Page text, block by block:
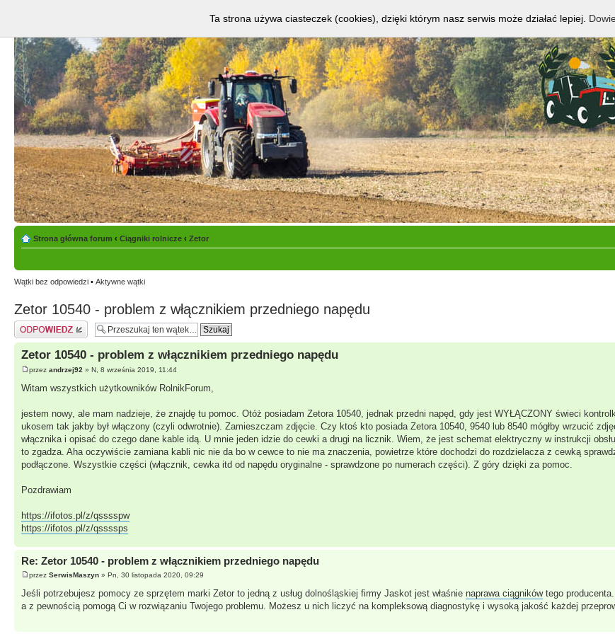
Strona główna forum ‹ Ciągniki rolnicze ‹ Zetor
Wątki bez odpowiedzi • Aktywne wątki
Zetor 10540 - problem z włącznikiem przedniego napędu
Odpowiedz
Zetor 10540 - problem z włącznikiem przedniego napędu
przez andrzej92 » N, 8 września 2019, 11:44
Witam wszystkich użytkowników RolnikForum,
jestem nowy, ale mam nadzieje, że znajdę tu pomoc. Otóż posiadam Zetora 10540, jednak przedni napęd, gdy jest WYŁĄCZONY świeci
ukosem tak jakby był włączony (czyli odwrotnie). Zamieszczam zdjęcie. Czy ktoś kto posiada Zetora 10540, 9540 lub 8540 mógłby wrzucić
włącznika i opisać do czego dane kable idą. U mnie jeden idzie do cewki a drugi na licznik. Wiem, że jest schemat elektryczny w instrukcji
to zgadza. Aha oczywiście zamiana kabli nic nie da bo w cewce to nie ma znaczenia, powietrze które dochodzi do rozdzielacza z cewką
podłączone. Wszystkie części (włącznik, cewka itd od napędu oryginalne - sprawdzone po numerach części). Z góry dzięki za pomoc.
Pozdrawiam
https://ifotos.pl/z/qsssspw
https://ifotos.pl/z/qssssps
Re: Zetor 10540 - problem z włącznikiem przedniego napędu
przez SerwisMaszyn » Pn, 30 listopada 2020, 09:29
Jeśli potrzebujesz pomocy ze sprzętem marki Zetor to jedną z usług dolnośląskiej firmy Jaskot jest właśnie naprawa ciągnikówtego
a z pewnością pomogą Ci w rozwiązaniu Twojego problemu. Możesz u nich liczyć na kompleksową diagnostykę i wysoką jakość każdej
Ta strona używa ciasteczek (cookies), dzięki którym nasz serwis może działać lepiej.